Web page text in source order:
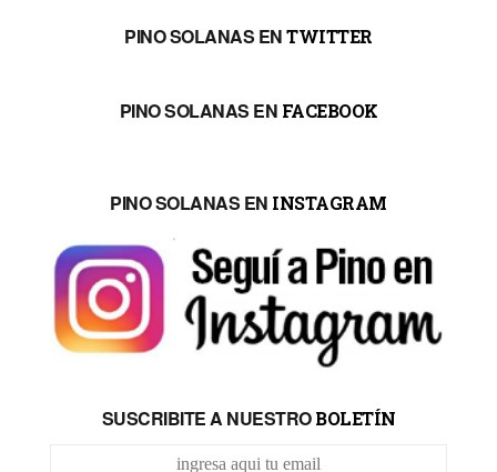
PINO SOLANAS ENTWITTER
PINO SOLANAS EN FACEBOOK
PINO SOLANAS EN INSTAGRAM
SUSCRIBITE A NUESTROBOLETÍN